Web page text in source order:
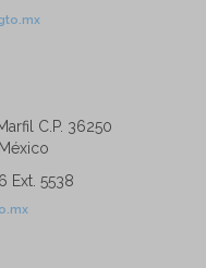
C.P. 36250
Ext. 5538